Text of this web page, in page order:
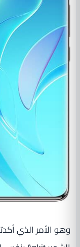
وهو الأمر الذي